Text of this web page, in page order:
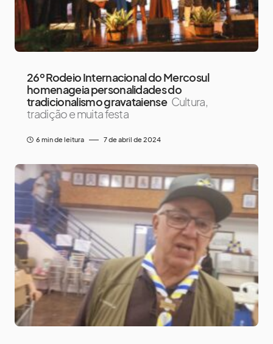
26º Rodeio Internacional do Mercosul
homenageia personalidades do
tradicionalismo gravataiense Cultura,
tradição e muita festa
6 min de leitura 7 de abril de 2024